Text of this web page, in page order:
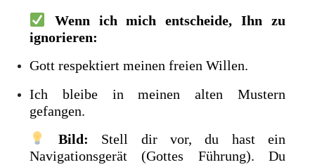
Wenn ich mich entscheide, Ihn zu
ignorieren:
Gott respektiert meinen freien Willen.
Ich bleibe in meinen alten Mustern
gefangen.
Bild: Stell dir vor, du hast ein
Navigationsgerät (Gottes Führung). Du